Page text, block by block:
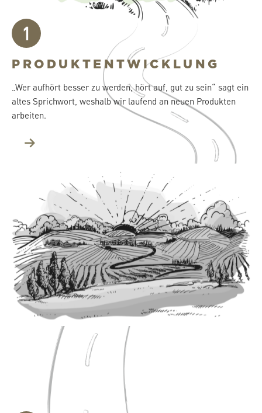
1
PRODUKT­ENTWICKLUNG
„Wer aufhört besser zu werden, hört auf, gut zu sein“ sagt ein
altes Sprichwort, weshalb wir laufend an neuen Produkten
arbeiten.